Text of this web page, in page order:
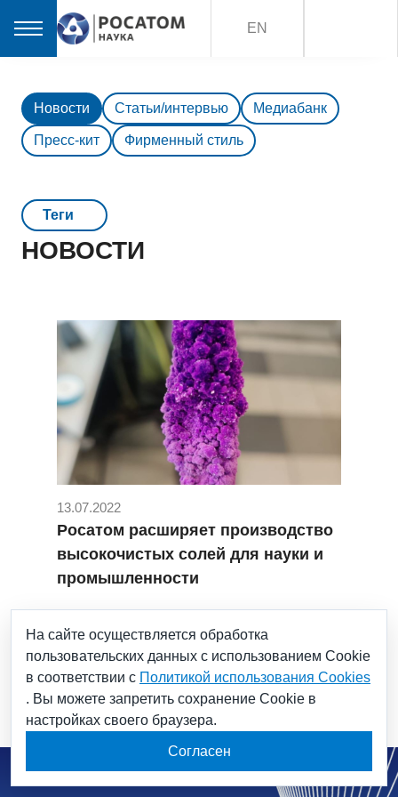
EN
Новости Статьи/интервью Медиабанк
Пресс-кит Фирменный стиль
НОВОСТИ
13.07.2022
Росатом расширяет производство
высокочистых солей для науки и
промышленности
#Высокочистые соли
#Гиредмет
#научный дивизион
#росатом
#химреактивы
#хлорид хрома II
Teги
На сайте осуществляется обработка
пользовательских данных с использованием Cookie
в соответствии с Политикой использования Cookies
. Вы можете запретить сохранение Cookie в
настройках своего браузера.
Согласен